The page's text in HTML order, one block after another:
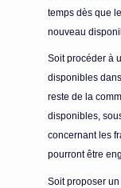
temps dès que
nouveau
Soit procéder à
disponibles
reste de la
disponibles,
concernant les
pourront être
Soit proposer